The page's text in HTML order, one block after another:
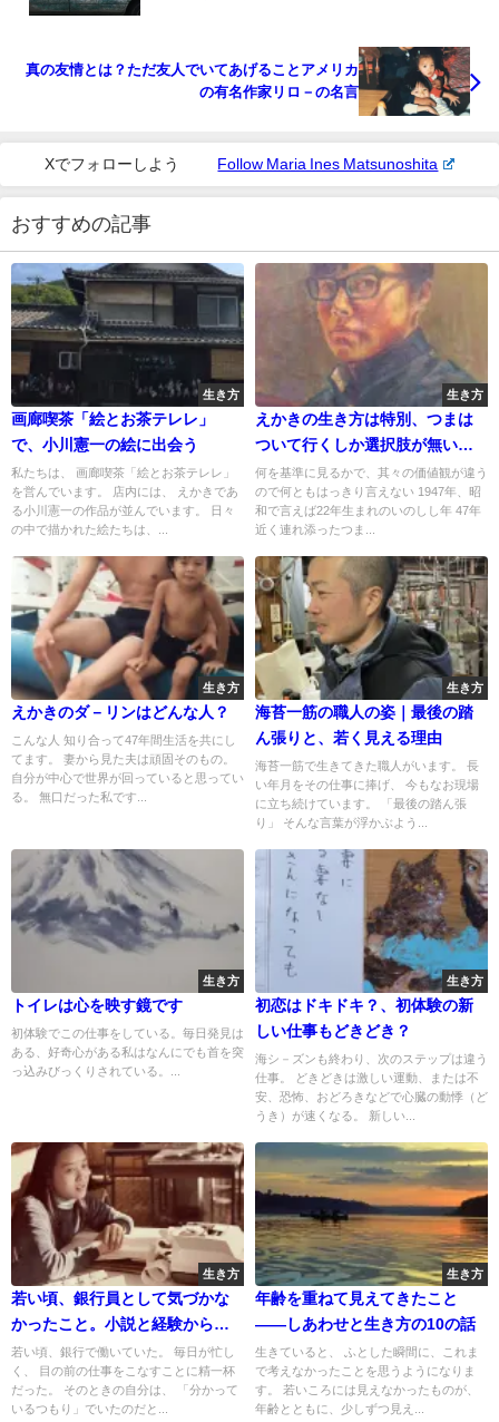
真の友情とは？ただ友人でいてあげることアメリカ
の有名作家リロ－の名言
Xでフォローしよう Follow Maria Ines Matsunoshita
おすすめの記事
生き方
画廊喫茶「絵とお茶テレレ」
で、小川憲一の絵に出会う
私たちは、 画廊喫茶「絵とお茶テレレ」
を営んでいます。 店内には、 えかきであ
る小川憲一の作品が並んでいます。 日々
の中で描かれた絵たちは、...
生き方
えかきの生き方は特別、つまは
ついて行くしか選択肢が無いよ
うな人生？
何を基準に見るかで、其々の価値観が違う
ので何ともはっきり言えない 1947年、昭
和で言えば22年生まれのいのしし年 47年
近く連れ添ったつま...
生き方
えかきのダ－リンはどんな人？
こんな人 知り合って47年間生活を共にし
てます。 妻から見た夫は頑固そのもの。
自分が中心で世界が回っていると思ってい
る。 無口だった私です...
生き方
海苔一筋の職人の姿｜最後の踏
ん張りと、若く見える理由
海苔一筋で生きてきた職人がいます。 長
い年月をその仕事に捧げ、 今もなお現場
に立ち続けています。 「最後の踏ん張
り」 そんな言葉が浮かぶよう...
生き方
トイレは心を映す鏡です
初体験でこの仕事をしている。毎日発見は
ある、好奇心がある私はなんにでも首を突
っ込みびっくりされている。...
生き方
初恋はドキドキ？、初体験の新
しい仕事もどきどき？
海シ－ズンも終わり、次のステップは違う
仕事。 どきどきは激しい運動、または不
安、恐怖、おどろきなどで心臓の動悸（ど
うき）が速くなる。 新しい...
生き方
若い頃、銀行員として気づかな
かったこと。小説と経験から見
えた価値観の違い
若い頃、銀行で働いていた。 毎日が忙し
く、 目の前の仕事をこなすことに精一杯
だった。 そのときの自分は、 「分かって
いるつもり」でいたのだと...
生き方
年齢を重ねて見えてきたこと
——しあわせと生き方の10の話
生きていると、 ふとした瞬間に、これま
で考えなかったことを思うようになりま
す。 若いころには見えなかったものが、
年齢とともに、少しずつ見え...